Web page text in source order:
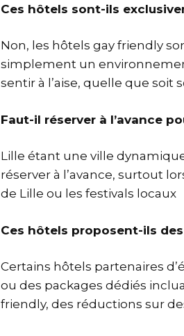
Ces hôtels sont-ils
Non, les hôtels gay friendly
simplement un
sentir à l’aise, quelle que
Faut-il réserver à l’avance
Lille étant une ville
réserver à l’avance, surtout
de Lille ou les festivals locaux
Ces hôtels proposent-ils
Certains hôtels partenaires
ou des packages dédiés
friendly, des réductions sur